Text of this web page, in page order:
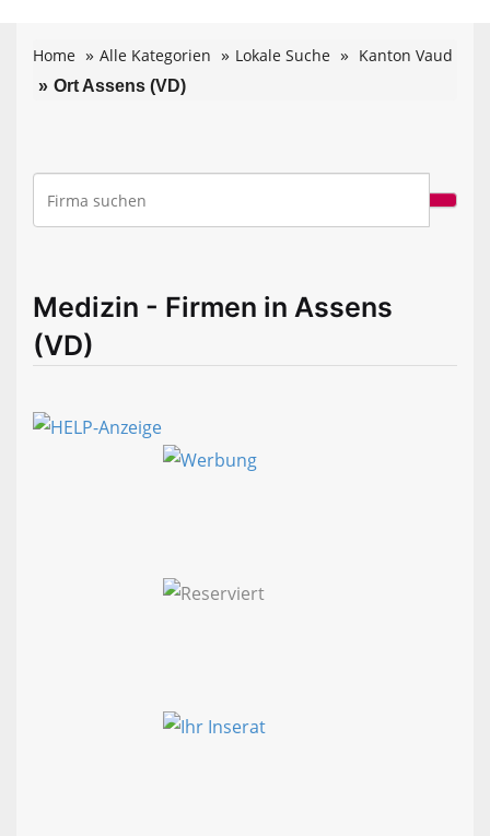
Home Alle Kategorien Lokale Suche Kanton Vaud
Ort Assens (VD)
Medizin - Firmen in Assens
(VD)